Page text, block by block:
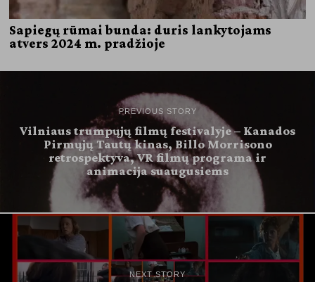
Sapiegų rūmai bunda: duris lankytojams
atvers 2024 m. pradžioje
PREVIOUS STORY
Vilniaus trumpųjų filmų festivalyje – Kanados
Pirmųjų Tautų kinas, Billo Morrisono
retrospektyva, VR filmų programa ir
animacija suaugusiems
NEXT STORY